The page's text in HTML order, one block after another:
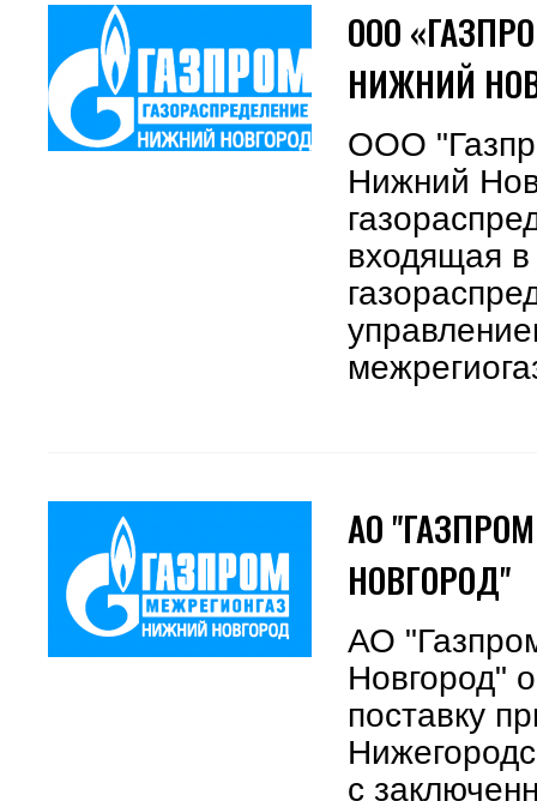
ООО
НИЖНИЙ
ООО
Нижний
входящая в
АО
НОВГОРОД"
АО
Новгород"
поставку
с